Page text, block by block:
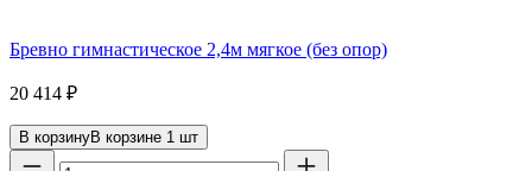
Бревно гимнастическое 2,4м мягкое (без опор)
20 414 ₽
В корзинуВ корзине 1 шт